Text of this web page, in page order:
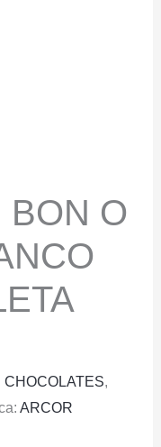
BON O
CHOCOLATES,
ARCOR